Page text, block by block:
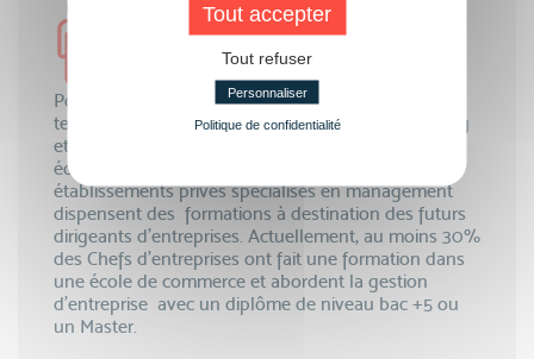
Pour être Chef d'entreprise, une solide formation
technique en gestion, en comptabilité, en marketing
et en management est nécessaire. Les grandes
écoles de commerce, d'ingénieurs et des
établissements privés spécialisés en management
dispensent des formations à destination des futurs
dirigeants d'entreprises. Actuellement, au moins 30%
des Chefs d'entreprises ont fait une formation dans
une école de commerce et abordent la gestion
d'entreprise avec un diplôme de niveau bac +5 ou
un Master.
Tout accepter
Tout refuser
Personnaliser
Politique de confidentialité